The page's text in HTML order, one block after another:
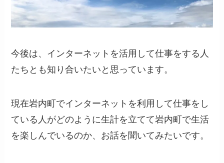
今後は、インターネットを活用して仕事をする人
たちとも知り合いたいと思っています。
現在岩内町でインターネットを利用して仕事をし
ている人がどのように生計を立てて岩内町で生活
を楽しんでいるのか、お話を聞いてみたいです。